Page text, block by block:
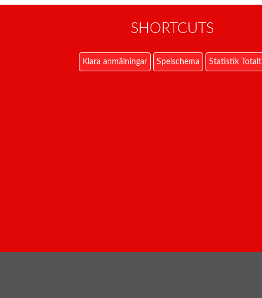
SHORTCUTS
Klara anmälningar Spelschema Statistik Totalt